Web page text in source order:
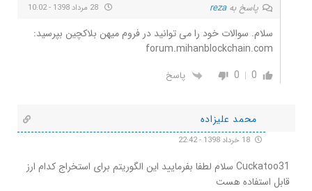
پاسخ بهreza
سلام. سوالات خود را می توانید در فروم میهن بلاکچین بپرسید:
forum.mihanblockchain.com
0
0 پاسخ
محمد علیزاده
Cuckatoo31 سلام لطفا بفرمایید این الگوریتم برای استخراج کدام ارز
قابل استفاده هست